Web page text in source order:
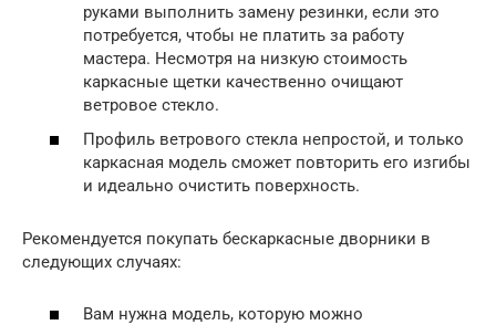
руками выполнить замену резинки, если это
потребуется, чтобы не платить за работу
мастера. Несмотря на низкую стоимость
каркасные щетки качественно очищают
ветровое стекло.
Профиль ветрового стекла непростой, и только
каркасная модель сможет повторить его изгибы
и идеально очистить поверхность.
Рекомендуется покупать бескаркасные дворники в
следующих случаях:
Вам нужна модель, которую можно